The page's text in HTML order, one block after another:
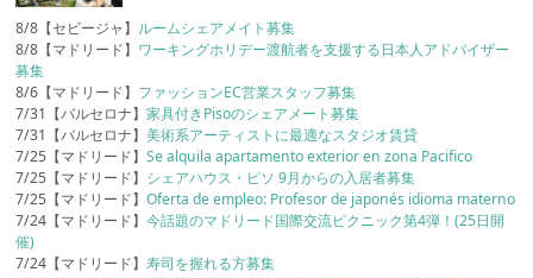
8/8【セビージャ】 ルームシェアメイト募集
8/8【マドリード】 ワーキングホリデー渡航者を支援する日本人アドバイザー
募集
8/6【マドリード】 ファッションEC営業スタッフ募集
7/31【バルセロナ】家具付きPisoのシェアメート募集
7/31【バルセロナ】美術系アーティストに最適なスタジオ賃貸
7/25【マドリード】Se alquila apartamento exterior en zona Pacifico
7/25【マドリード】 シェアハウス・ピソ 9月からの入居者募集
7/25【マドリード】Oferta de empleo: Profesor de japonés idioma materno
7/24【マドリード】今話題のマドリード国際交流ピクニック第4弾！(25日開
催)
7/24【マドリード】寿司を握れる方募集